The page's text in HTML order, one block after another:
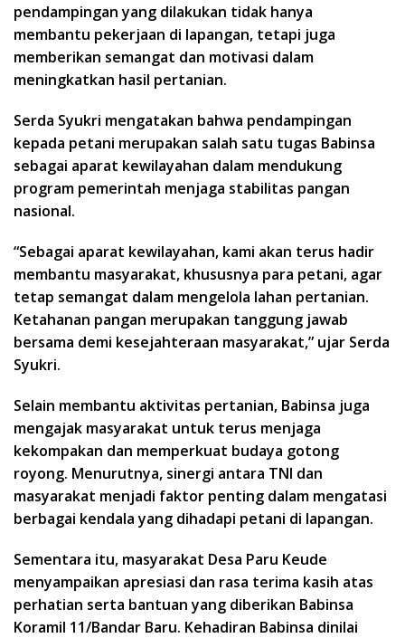
pendampingan yang dilakukan tidak hanya
membantu pekerjaan di lapangan, tetapi juga
memberikan semangat dan motivasi dalam
meningkatkan hasil pertanian.
Serda Syukri mengatakan bahwa pendampingan
kepada petani merupakan salah satu tugas Babinsa
sebagai aparat kewilayahan dalam mendukung
program pemerintah menjaga stabilitas pangan
nasional.
“Sebagai aparat kewilayahan, kami akan terus hadir
membantu masyarakat, khususnya para petani, agar
tetap semangat dalam mengelola lahan pertanian.
Ketahanan pangan merupakan tanggung jawab
bersama demi kesejahteraan masyarakat,” ujar Serda
Syukri.
Selain membantu aktivitas pertanian, Babinsa juga
mengajak masyarakat untuk terus menjaga
kekompakan dan memperkuat budaya gotong
royong. Menurutnya, sinergi antara TNI dan
masyarakat menjadi faktor penting dalam mengatasi
berbagai kendala yang dihadapi petani di lapangan.
Sementara itu, masyarakat Desa Paru Keude
menyampaikan apresiasi dan rasa terima kasih atas
perhatian serta bantuan yang diberikan Babinsa
Koramil 11/Bandar Baru. Kehadiran Babinsa dinilai